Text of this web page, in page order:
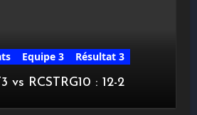
Equipe 3
Résultat 3
vs RCSTRG10 : 12-2